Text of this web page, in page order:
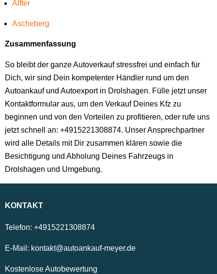
Alfter
Ascheberg
Zusammenfassung
So bleibt der ganze Autoverkauf stressfrei und einfach für
Dich, wir sind Dein kompetenter Händler rund um den
Autoankauf und Autoexport in Drolshagen. Fülle jetzt unser
Kontaktformular aus, um den Verkauf Deines Kfz zu
beginnen und von den Vorteilen zu profitieren, oder rufe uns
jetzt schnell an: +4915221308874. Unser Ansprechpartner
wird alle Details mit Dir zusammen klären sowie die
Besichtigung und Abholung Deines Fahrzeugs in
Drolshagen und Umgebung.
KONTAKT
Telefon: +4915221308874
E-Mail: kontakt@autoankauf-meyer.de
Kostenlose Autobewertung